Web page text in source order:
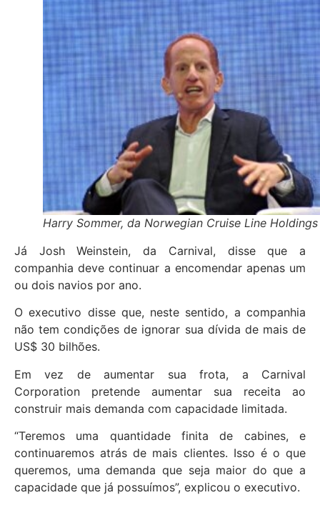
Harry Sommer, da Norwegian Cruise Line Holdings
Já Josh Weinstein, da Carnival, disse que a
companhia deve continuar a encomendar apenas um
ou dois navios por ano.
O executivo disse que, neste sentido, a companhia
não tem condições de ignorar sua dívida de mais de
US$ 30 bilhões.
Em vez de aumentar sua frota, a Carnival
Corporation pretende aumentar sua receita ao
construir mais demanda com capacidade limitada.
“Teremos uma quantidade finita de cabines, e
continuaremos atrás de mais clientes. Isso é o que
queremos, uma demanda que seja maior do que a
capacidade que já possuímos”, explicou o executivo.